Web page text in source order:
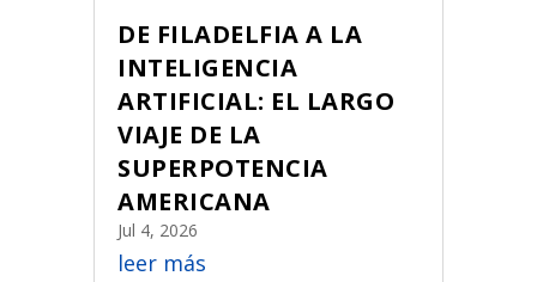
DE FILADELFIA A LA
INTELIGENCIA
ARTIFICIAL: EL LARGO
VIAJE DE LA
SUPERPOTENCIA
AMERICANA
Jul 4, 2026
leer más